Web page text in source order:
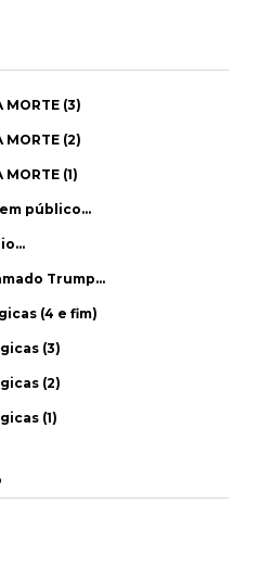
MORTE (3)
MORTE (2)
MORTE (1)
público…
Trump…
(4 e fim)
(3)
(2)
(1)